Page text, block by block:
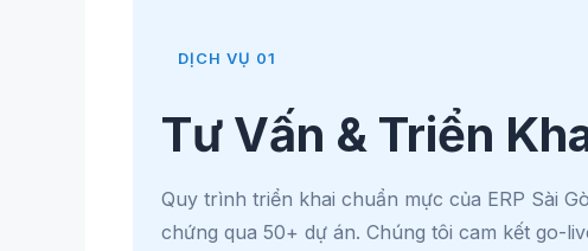
DỊCH VỤ 01
Tư Vấn & Triển
Quy trình triển khai chuẩn mực của ERP Sài
chứng qua 50+ dự án. Chúng tôi cam kết go-